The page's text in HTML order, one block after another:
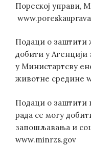
Пореској управи,
Подаци о заштити
добити у
у Министартсву
животне средине
Подаци о заштити
рада се могу
запошљавања и
www.minrzs.gov